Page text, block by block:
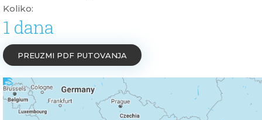
Koliko:
1 dana
PREUZMI PDF PUTOVANJA